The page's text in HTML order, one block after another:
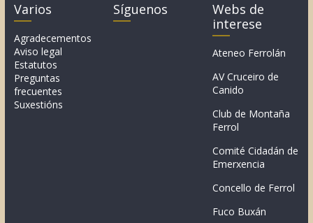
Varios
Agradecementos
Aviso legal
Estatutos
Preguntas
frecuentes
Suxestións
Síguenos
Webs de
interese
Ateneo Ferrolán
AV Cruceiro de
Canido
Club de Montaña
Ferrol
Comité Cidadán de
Emerxencia
Concello de Ferrol
Fuco Buxán